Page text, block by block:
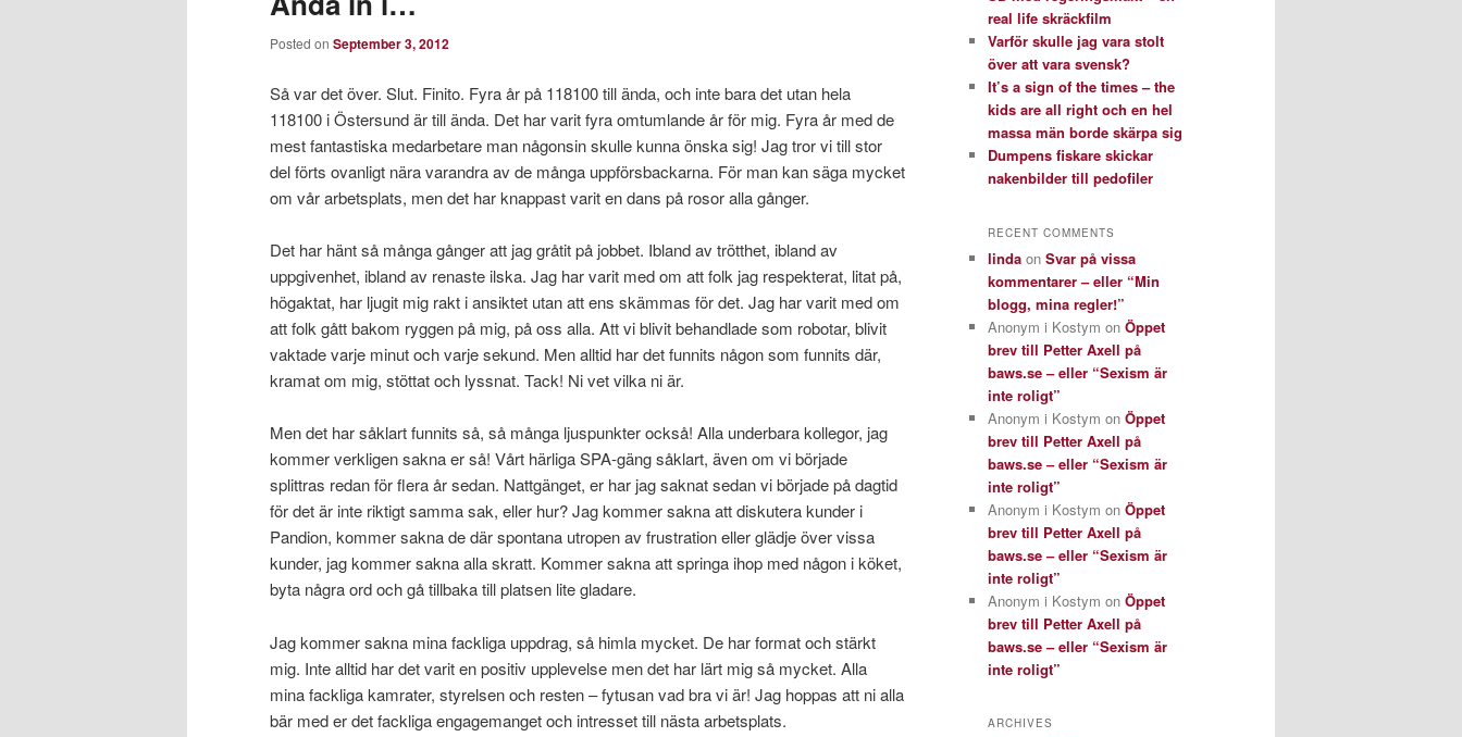
Posted on September 3, 2012
Så var det över. Slut. Finito. Fyra år på 118100 till ända, och inte bara det utan hela
118100 i Östersund är till ända. Det har varit fyra omtumlande år för mig. Fyra år med de
mest fantastiska medarbetare man någonsin skulle kunna önska sig! Jag tror vi till stor
del förts ovanligt nära varandra av de många uppförsbackarna. För man kan säga mycket
om vår arbetsplats, men det har knappast varit en dans på rosor alla gånger.
Det har hänt så många gånger att jag gråtit på jobbet. Ibland av trötthet, ibland av
uppgivenhet, ibland av renaste ilska. Jag har varit med om att folk jag respekterat, litat på,
högaktat, har ljugit mig rakt i ansiktet utan att ens skämmas för det. Jag har varit med om
att folk gått bakom ryggen på mig, på oss alla. Att vi blivit behandlade som robotar, blivit
vaktade varje minut och varje sekund. Men alltid har det funnits någon som funnits där,
kramat om mig, stöttat och lyssnat. Tack! Ni vet vilka ni är.
Men det har såklart funnits så, så många ljuspunkter också! Alla underbara kollegor, jag
kommer verkligen sakna er så! Vårt härliga SPA-gäng såklart, även om vi började
splittras redan för flera år sedan. Nattgänget, er har jag saknat sedan vi började på dagtid
för det är inte riktigt samma sak, eller hur? Jag kommer sakna att diskutera kunder i
Pandion, kommer sakna de där spontana utropen av frustration eller glädje över vissa
kunder, jag kommer sakna alla skratt. Kommer sakna att springa ihop med någon i köket,
byta några ord och gå tillbaka till platsen lite gladare.
Jag kommer sakna mina fackliga uppdrag, så himla mycket. De har format och stärkt
mig. Inte alltid har det varit en positiv upplevelse men det har lärt mig så mycket. Alla
mina fackliga kamrater, styrelsen och resten – fytusan vad bra vi är! Jag hoppas att ni alla
bär med er det fackliga engagemanget och intresset till nästa arbetsplats.
real life skräckfilm
Varför skulle jag vara stolt
över att vara svensk?
It’s a sign of the times – the
kids are all right och en hel
massa män borde skärpa sig
Dumpens fiskare skickar
nakenbilder till pedofiler
RECENT COMMENTS
linda on Svar på vissa
kommentarer – eller “Min
blogg, mina regler!”
Anonym i Kostym on Öppet
brev till Petter Axell på
baws.se – eller “Sexism är
inte roligt”
Anonym i Kostym on Öppet
brev till Petter Axell på
baws.se – eller “Sexism är
inte roligt”
Anonym i Kostym on Öppet
brev till Petter Axell på
baws.se – eller “Sexism är
inte roligt”
Anonym i Kostym on Öppet
brev till Petter Axell på
baws.se – eller “Sexism är
inte roligt”
ARCHIVES